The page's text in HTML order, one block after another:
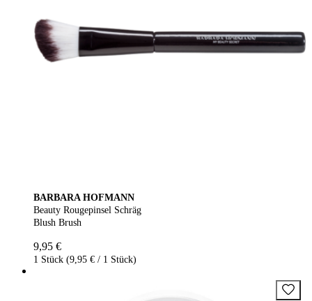
BARBARA HOFMANN
Beauty Rougepinsel Schräg
Blush Brush
9,95 €
1 Stück (9,95 € / 1 Stück)